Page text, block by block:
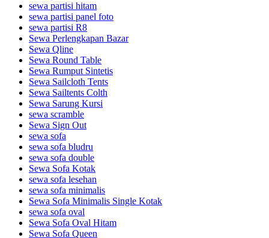
sewa partisi hitam
sewa partisi panel foto
sewa partisi R8
Sewa Perlengkapan Bazar
Sewa Qline
Sewa Round Table
Sewa Rumput Sintetis
Sewa Sailcloth Tents
Sewa Sailtents Colth
Sewa Sarung Kursi
sewa scramble
Sewa Sign Out
sewa sofa
sewa sofa bludru
sewa sofa double
Sewa Sofa Kotak
sewa sofa lesehan
sewa sofa minimalis
Sewa Sofa Minimalis Single Kotak
sewa sofa oval
Sewa Sofa Oval Hitam
Sewa Sofa Queen